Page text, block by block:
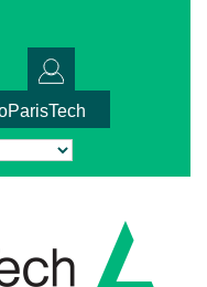
Translate